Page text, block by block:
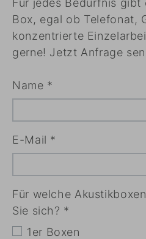
Für jedes Bedürfnis gibt
Box, egal ob Telefonat,
konzentrierte
gerne! Jetzt Anfrage
Name *
E-Mail *
Für welche
Sie sich? *
1er Boxen